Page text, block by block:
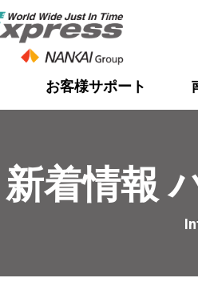
お客様サポート
新着情報